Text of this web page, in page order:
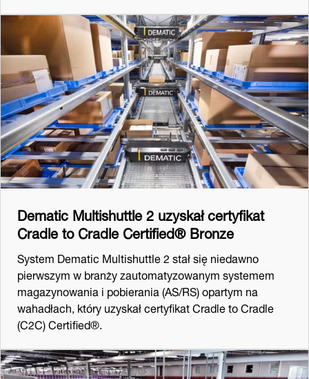
Dematic Multishuttle 2 uzyskał certyfikat
Cradle to Cradle Certified® Bronze
System Dematic Multishuttle 2 stał się niedawno
pierwszym w branży zautomatyzowanym systemem
magazynowania i pobierania (AS/RS) opartym na
wahadłach, który uzyskał certyfikat Cradle to Cradle
(C2C) Certified®.